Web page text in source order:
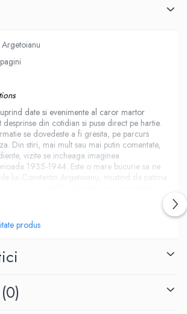
date si evenimente al caror martor
desprinse din cotidian si puse direct pe hartie.
se dovedeste a fi gresita, pe parcurs
Din stiri, mai mult sau mai putin comentate,
vizite se incheaga imaginea
1935-1944. Este o mare bucurie sa ne
lui Constantin Argetoianu, mustind de patima
sau.
minunate naratiuni, dialoguri, portrete, descrieri
scriitor politic al carui spirit bantuie in
Sighetului.
produs
(0)